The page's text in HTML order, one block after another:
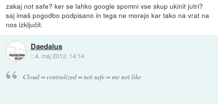
zakaj not safe? ker se lahko google spomni vse skup ukinit jutri?
saj imaš pogodbo podpisano in tega ne morejo kar tako na vrat na
nos izključit.
Daedalus
::4. maj 2012, 14:14
Cloud = centralized = not safe = me not like